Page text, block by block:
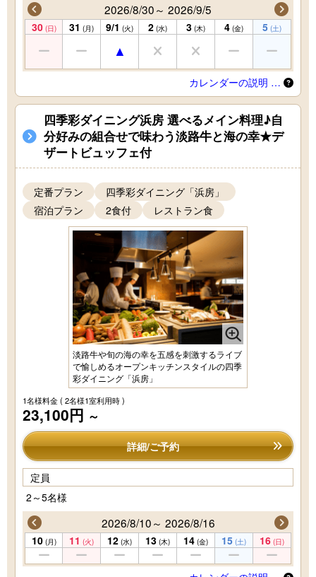
2026/8/30～ 2026/9/5
30 (日) 31 (月) 9/1 (火) 2 (水) 3 (木) 4 (金) 5 (土)
カレンダーの説明 …
四季彩ダイニング浜房 選べるメイン料理♪自
分好みの組合せで味わう淡路牛と海の幸★デ
ザートビュッフェ付
定番プラン
四季彩ダイニング「浜房」
宿泊プラン
2食付 レストラン食
淡路牛や旬の海の幸を五感を刺激するライブ
で愉しめるオープンキッチンスタイルの四季
彩ダイニング「浜房」
1名様料金( 2名様1室利用時 )
23,100円 ～
詳細/ご予約
定員
2～5名様
2026/8/10～ 2026/8/16
10 (月) 11 (火) 12 (水) 13 (木) 14 (金) 15 (土) 16 (日)